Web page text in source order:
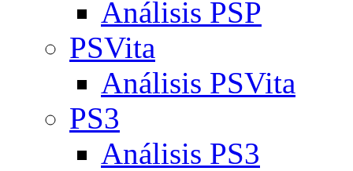
Análisis PSP
PSVita
Análisis PSVita
PS3
Análisis PS3